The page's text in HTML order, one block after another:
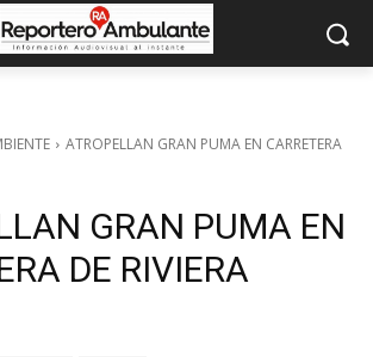
ATROPELLAN GRAN PUMA EN CARRETERA
GRAN PUMA EN
DE RIVIERA